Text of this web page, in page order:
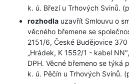
k. ú. Březí u Trhových Svinů.
rozhodla uzavřít Smlouvu o
věcného břemene se
2151/6, České Budějovice
„Hrádek, K 1552/1 - kabel
DPH. Věcné břemeno se týká
k. ú. Pěčín u Trhových Svinů.